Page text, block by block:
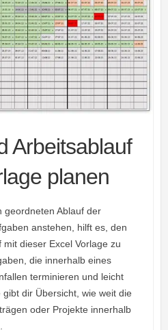
Arbeitsablauf
planen
geordneten Ablauf der
anstehen, hilft es, den
dieser Excel Vorlage zu
die innerhalb eines
terminieren und leicht
dir Übersicht, wie weit die
oder Projekte innerhalb